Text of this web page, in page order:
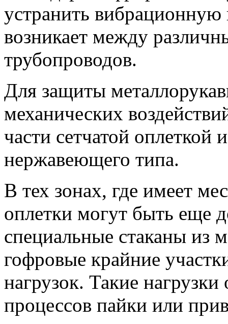
устранить вибрационную
возникает между
трубопроводов.
Для защиты
механических
части сетчатой оплеткой
нержавеющего типа.
В тех зонах, где имеет
оплетки могут быть еще
специальные стаканы из
гофровые крайние
нагрузок. Такие
процессов пайки или